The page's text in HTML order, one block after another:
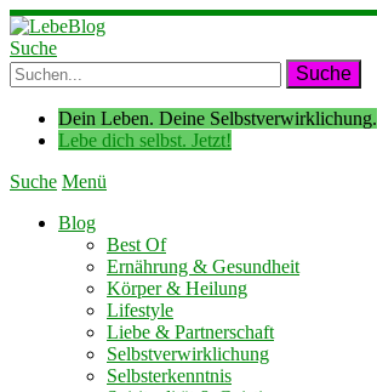
Suche
Dein Leben. Deine Selbstverwirklichung.
Lebe dich selbst. Jetzt!
Suche Menü
Blog
Best Of
Ernährung & Gesundheit
Körper & Heilung
Lifestyle
Liebe & Partnerschaft
Selbstverwirklichung
Selbsterkenntnis